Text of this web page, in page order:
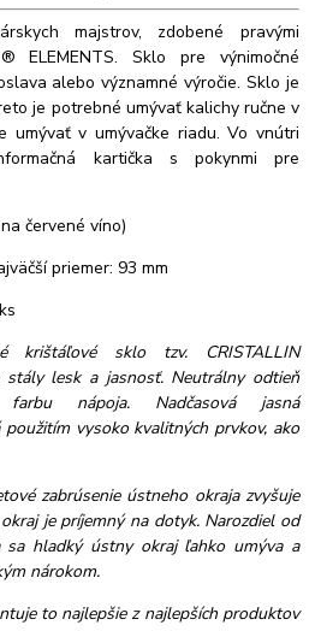
majstrov, zdobené pravými
ELEMENTS. Sklo pre výnimočné
alebo významné výročie. Sklo je
je potrebné umývať kalichy ručne v
umývať v umývačke riadu. Vo vnútri
kartička s pokynmi pre
červené víno)
priemer: 93 mm
krištáľové sklo tzv. CRISTALLIN
stály lesk a jasnosť. Neutrálny odtieň
nápoja. Nadčasová jasná
vysoko kvalitných prvkov, ako
zabrúsenie ústneho okraja zvyšuje
je príjemný na dotyk. Narozdiel od
sa hladký ústny okraj ľahko umýva a
nárokom.
to najlepšie z najlepších produktov